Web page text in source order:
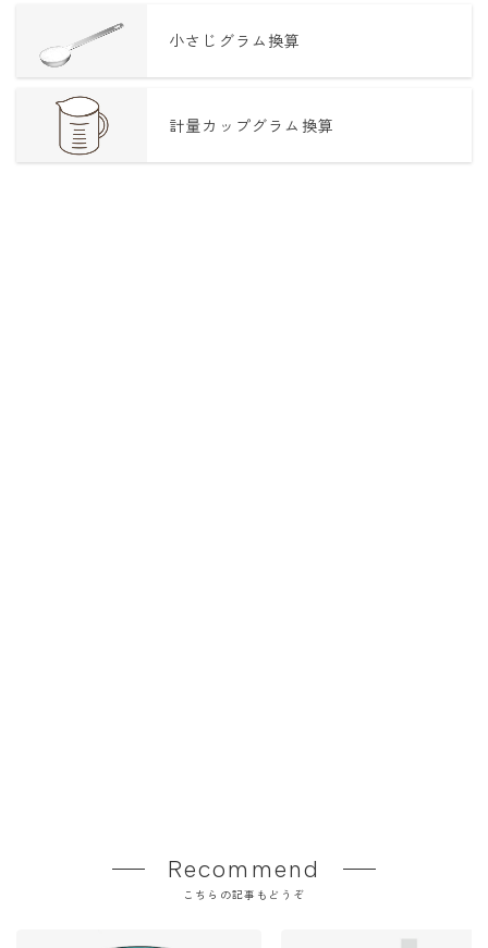
小さじグラム換算
計量カップグラム換算
Recommend
こちらの記事もどうぞ